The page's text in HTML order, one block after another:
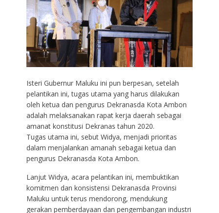
Isteri Gubernur Maluku ini pun berpesan, setelah
pelantikan ini, tugas utama yang harus dilakukan
oleh ketua dan pengurus Dekranasda Kota Ambon
adalah melaksanakan rapat kerja daerah sebagai
amanat konstitusi Dekranas tahun 2020.
Tugas utama ini, sebut Widya, menjadi prioritas
dalam menjalankan amanah sebagai ketua dan
pengurus Dekranasda Kota Ambon.
Lanjut Widya, acara pelantikan ini, membuktikan
komitmen dan konsistensi Dekranasda Provinsi
Maluku untuk terus mendorong, mendukung
gerakan pemberdayaan dan pengembangan industri